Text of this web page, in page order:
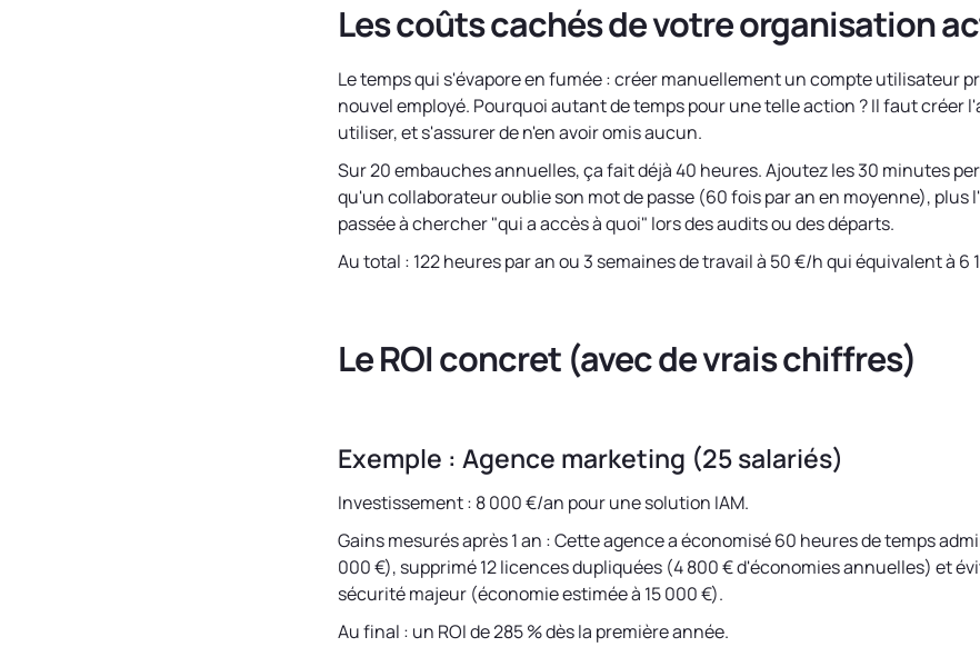
Les coûts cachés de votre organisation
Le temps qui s'évapore en fumée : créer manuellement un compte utilisateur
nouvel employé. Pourquoi autant de temps pour une telle action ? Il faut créer
utiliser, et s'assurer de n'en avoir omis aucun.
Sur 20 embauches annuelles, ça fait déjà 40 heures. Ajoutez les 30 minutes
qu'un collaborateur oublie son mot de passe (60 fois par an en moyenne), plus
passée à chercher "qui a accès à quoi" lors des audits ou des départs.
Au total : 122 heures par an ou 3 semaines de travail à 50 €/h qui équivalent à 6
Le ROI concret (avec de vrais chiffres)
Exemple : Agence marketing (25 salariés)
Investissement : 8 000 €/an pour une solution IAM.
Gains mesurés après 1 an : Cette agence a économisé 60 heures de temps
000 €), supprimé 12 licences dupliquées (4 800 € d'économies annuelles) et
sécurité majeur (économie estimée à 15 000 €).
Au final : un ROI de 285 % dès la première année.